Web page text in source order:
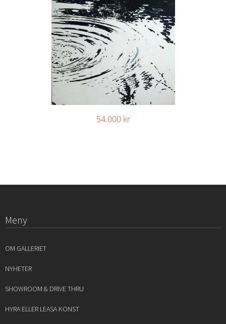
54.000 kr
Meny
OM GALLERIET
NYHETER
SHOWROOM & DRIVE THRU
HYRA ELLER LEASA KONST